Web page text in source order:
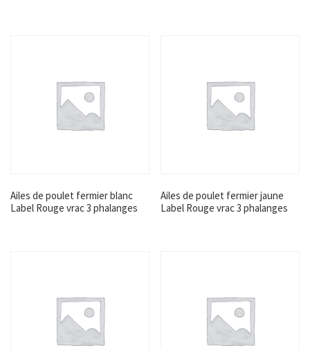
Ailes de poulet fermier blanc
Label Rouge vrac 3 phalanges
Ailes de poulet fermier jaune
Label Rouge vrac 3 phalanges